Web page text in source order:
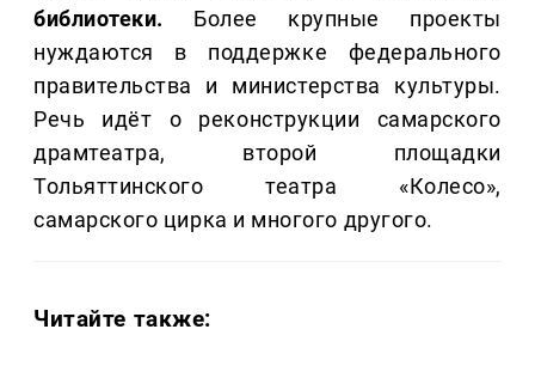
библиотеки. Более крупные проекты
нуждаются в поддержке федерального
правительства и министерства культуры.
Речь идёт о реконструкции самарского
драмтеатра, второй площадки
Тольяттинского театра «Колесо»,
самарского цирка и многого другого.
Читайте также: